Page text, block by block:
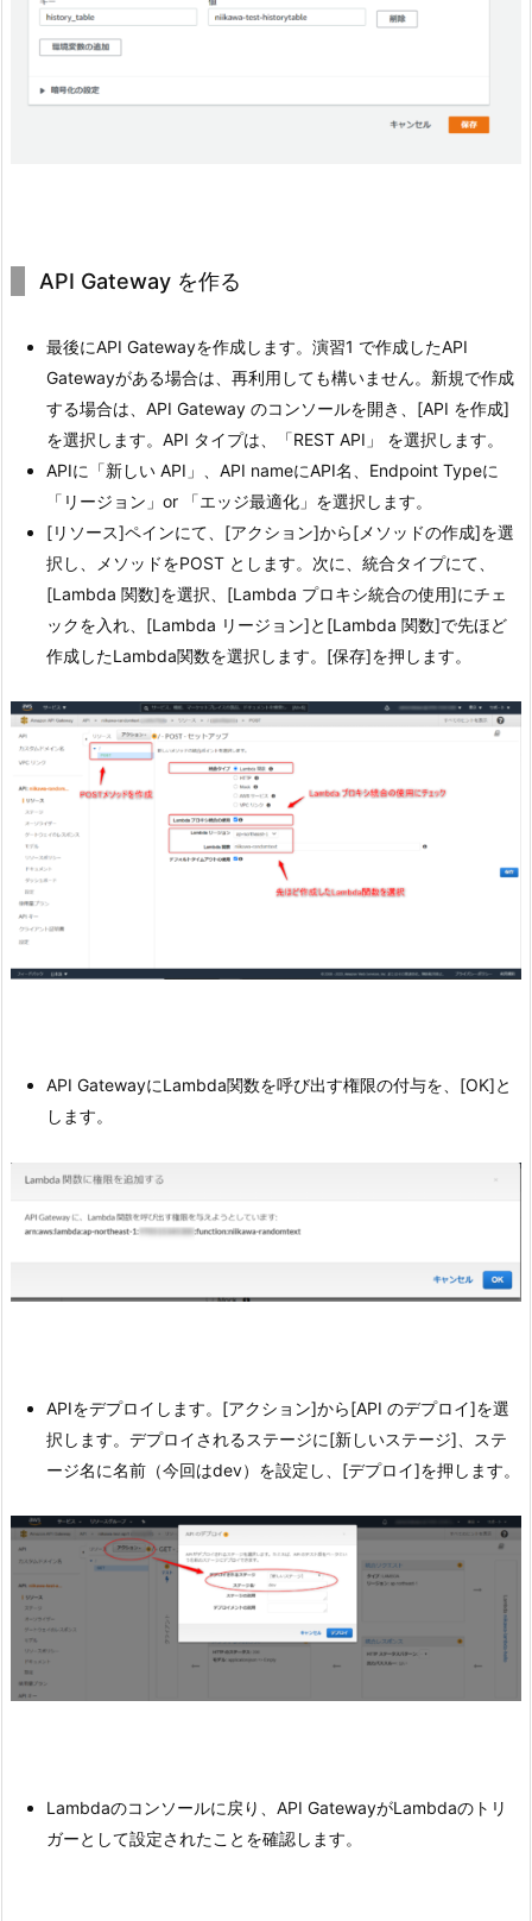
API Gateway を作る
最後にAPI Gatewayを作成します。演習1 で作成したAPI
Gatewayがある場合は、再利用しても構いません。新規で作成
する場合は、API Gateway のコンソールを開き、[API を作成]
を選択します。API タイプは、「REST API」 を選択します。
APIに「新しい API」、API nameにAPI名、Endpoint Typeに
「リージョン」or 「エッジ最適化」を選択します。
[リソース]ペインにて、[アクション]から[メソッドの作成]を選
択し、メソッドをPOST とします。次に、統合タイプにて、
[Lambda 関数]を選択、[Lambda プロキシ統合の使用]にチェ
ックを入れ、[Lambda リージョン]と[Lambda 関数]で先ほど
作成したLambda関数を選択します。[保存]を押します。
API GatewayにLambda関数を呼び出す権限の付与を、[OK]と
します。
APIをデプロイします。[アクション]から[API のデプロイ]を選
択します。デプロイされるステージに[新しいステージ]、ステ
ージ名に名前（今回はdev）を設定し、[デプロイ]を押します。
Lambdaのコンソールに戻り、API GatewayがLambdaのトリ
ガーとして設定されたことを確認します。